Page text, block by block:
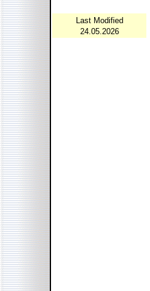
Last Modified
24.05.2026